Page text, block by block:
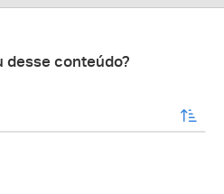
desse conteúdo?
enviar